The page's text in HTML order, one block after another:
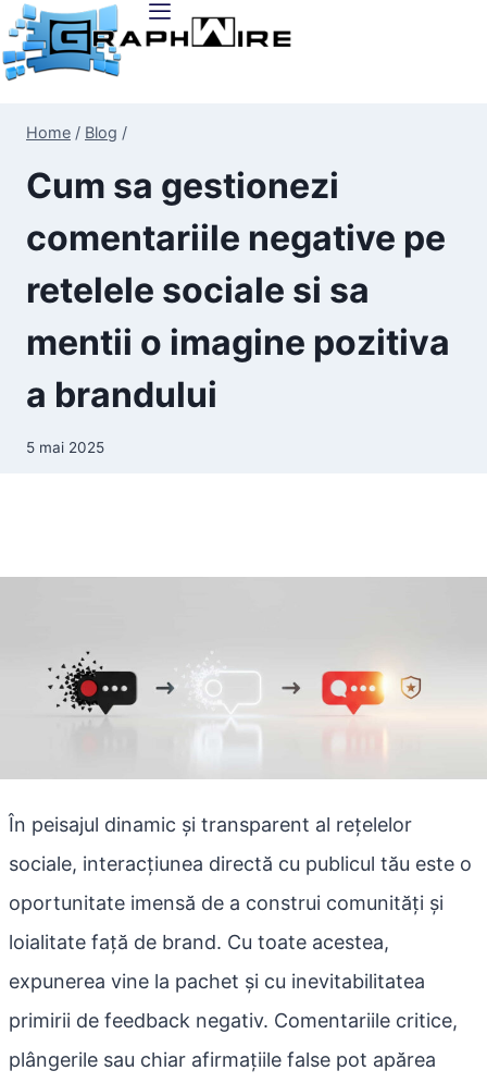
Home / Blog /
Cum sa gestionezi
comentariile negative pe
retelele sociale si sa
mentii o imagine pozitiva
a brandului
5 mai 2025
În peisajul dinamic și transparent al rețelelor
sociale, interacțiunea directă cu publicul tău este o
oportunitate imensă de a construi comunități și
loialitate față de brand. Cu toate acestea,
expunerea vine la pachet și cu inevitabilitatea
primirii de feedback negativ. Comentariile critice,
plângerile sau chiar afirmațiile false pot apărea